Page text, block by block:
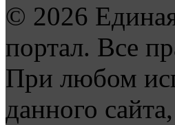
© 2026
портал. Все
При любом
данного